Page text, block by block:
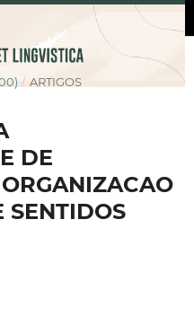
/ ARTIGOS
DE
SENTIDOS